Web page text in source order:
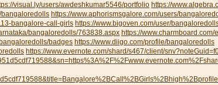
visual.ly/users/awdeshkumar5546/portfolio https://
bangaloredolls https://www.aphorismsgalore.com/users/
bangalore-call-girls https://www.bigoven.com/user/
bangaloredolls/763838.aspx https://
badges https://www.diigo.com/profile/bangaloredolls
https://www.evernote.com/shard/s467/client/